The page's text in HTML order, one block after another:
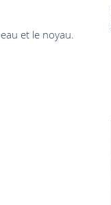
et le noyau.